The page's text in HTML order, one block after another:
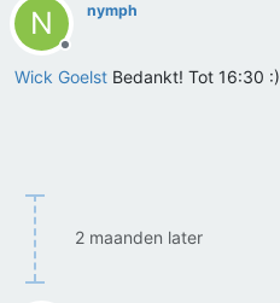
N
Offline
nymph
Wick Goelst Bedankt! Tot 16:30 :)
2 maanden later